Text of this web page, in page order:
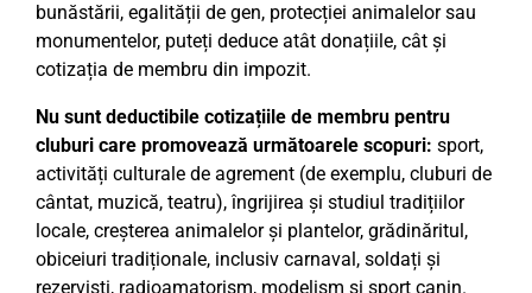
bunăstării, egalității de gen, protecției animalelor sau
monumentelor, puteți deduce atât donațiile, cât și
cotizația de membru din impozit.
Nu sunt deductibile cotizațiile de membru pentru
cluburi care promovează următoarele scopuri: sport,
activități culturale de agrement (de exemplu, cluburi de
cântat, muzică, teatru), îngrijirea și studiul tradițiilor
locale, creșterea animalelor și plantelor, grădinăritul,
obiceiuri tradiționale, inclusiv carnaval, soldați și
rezerviști, radioamatorism, modelism și sport canin.